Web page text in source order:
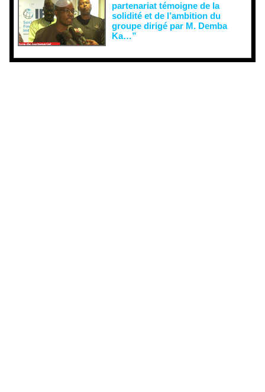
partenariat témoigne de la
solidité et de l’ambition du
groupe dirigé par M. Demba
Ka…”